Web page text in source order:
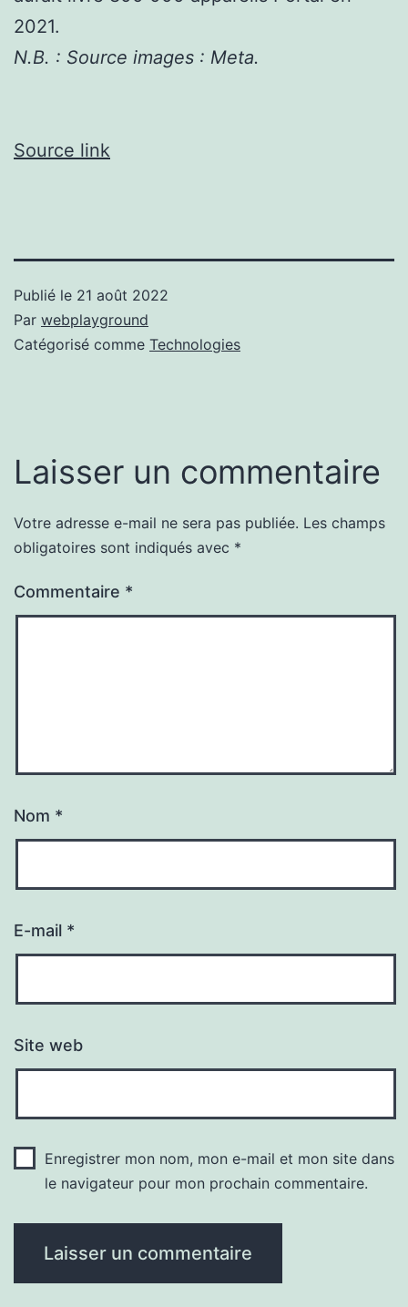
2021.
N.B. : Source images : Meta.
Source link
Publié le 21 août 2022
Par webplayground
Catégorisé comme Technologies
Laisser un commentaire
Votre adresse e-mail ne sera pas publiée. Les champs
obligatoires sont indiqués avec *
Commentaire *
Nom *
E-mail *
Site web
Enregistrer mon nom, mon e-mail et mon site dans
le navigateur pour mon prochain commentaire.